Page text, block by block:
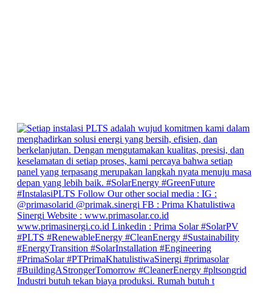
Industri butuh tekan biaya produksi. Rumah butuh t